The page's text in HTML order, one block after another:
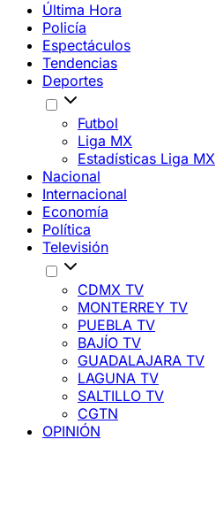
Última Hora
Policía
Espectáculos
Tendencias
Deportes
Futbol
Liga MX
Estadísticas Liga MX
Nacional
Internacional
Economía
Política
Televisión
CDMX TV
MONTERREY TV
PUEBLA TV
BAJÍO TV
GUADALAJARA TV
LAGUNA TV
SALTILLO TV
CGTN
OPINIÓN